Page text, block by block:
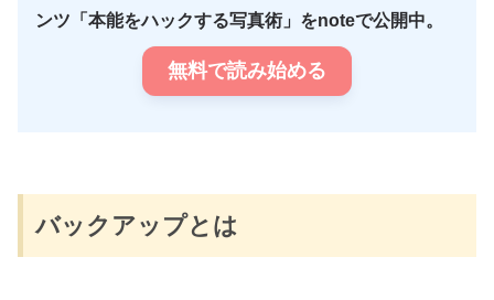
ンツ「本能をハックする写真術」をnoteで公開中。
無料で読み始める
バックアップとは